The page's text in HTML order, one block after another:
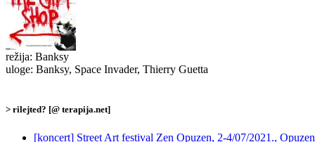
režija: Banksy
uloge: Banksy, Space Invader, Thierry Guetta
> rilejted? [@ terapija.net]
[koncert] Street Art festival Zen Opuzen, 2-4/07/2021., Opuzen